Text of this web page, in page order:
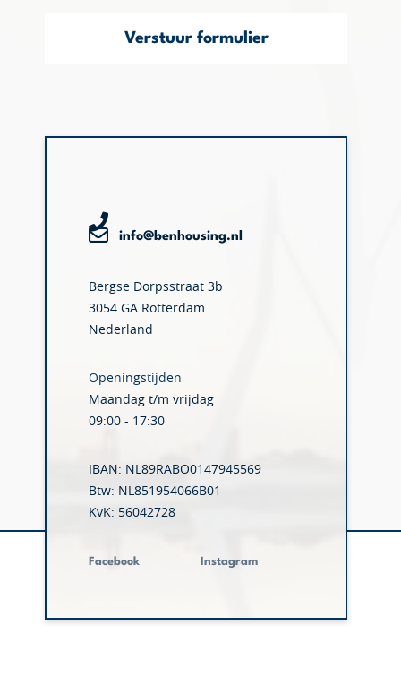
Verstuur formulier
info@benhousing.nl
Bergse Dorpsstraat 3b
3054 GA Rotterdam
Nederland
Openingstijden
Maandag t/m vrijdag
09:00 - 17:30
IBAN: NL89RABO0147945569
Btw: NL851954066B01
KvK: 56042728
Facebook Instagram